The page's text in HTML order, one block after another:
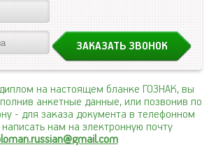
на настоящем бланке ГОЗНАК, вы
анкетные данные, или позвонив по
- для заказа документа в телефонном
нам на электронную почту